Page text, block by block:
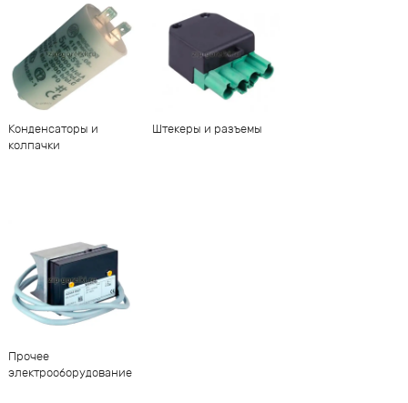
Конденсаторы и
колпачки
Штекеры и разъемы
Прочее
электрооборудование